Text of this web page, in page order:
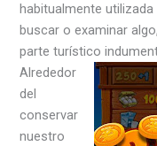
habitualmente
buscar o examinar
parte turístico
Alrededor
del
conservar
nuestro